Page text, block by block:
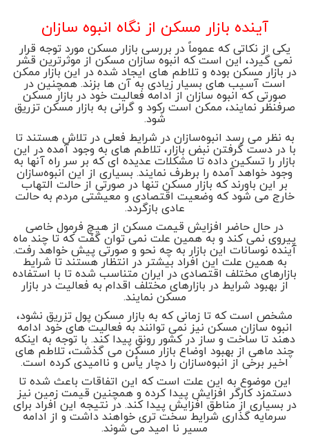
آینده بازار مسکن از نگاه انبوه سازان
یکی از نکاتی که عموماً در بررسی بازار مسکن مورد توجه قرار
نمی گیرد، این است که انبوه سازان مسکن از موثرترین قشر
در بازار مسکن بوده و تلاطم های ایجاد شده در این بازار ممکن
است آسیب های بسیار زیادی به آن ها بزند. همچنین در
صورتی که انبوه سازان از ادامه فعالیت خود در بازار مسکن
صرفنظر نمایند، ممکن است رکود و گرانی به بازار مسکن تزریق
شود.
به نظر می ‌رسد انبوه‌سازان در شرایط فعلی در تلاش هستند تا
با در دست گرفتن نبض بازار، تلاطم های به وجود آمده در این
بازار را تسکین داده تا مشکلات عدیده ای که بر سر راه آنها به
وجود خواهد آمده را برطرف نمایند. بسیاری از این انبوه‌سازان
بر این باورند که بازار مسکن تنها در صورتی از حالت التهاب
خارج می‌ شود که وضعیت اقتصادی و معیشتی مردم به حالت
عادی بازگردد.
در حال حاضر افزایش قیمت مسکن از هیچ فرمول خاصی
پیروی نمی کند و به همین علت نمی‌ توان گفت که تا چند ماه
آینده نوسانات این بازار به چه نحو و صورتی پیش خواهد رفت.
به همین علت این افراد بیشتر در انتظار هستند تا شرایط
بازار‌های مختلف اقتصادی در ایران متناسب شده تا با استفاده
از بهبود شرایط در بازارهای مختلف اقدام به فعالیت در بازار
مسکن نمایند.
مشخص است که تا زمانی که به بازار مسکن پول تزریق نشود،
انبوه‌ سازان مسکن نیز نمی‌ توانند به فعالیت ‌های خود ادامه
دهند تا ساخت و ساز در کشور رونق پیدا کند. با توجه به اینکه
چند ماهی از بهبود اوضاع بازار مسکن می‌ گذشت، تلاطم های
اخیر برخی از انبوه‌سازان را دچار یأس و ناامیدی کرده است.
این موضوع به این علت است که این اتفاقات باعث شده تا
دستمزد کارگر افزایش پیدا کرده و همچنین قیمت زمین نیز
در بسیاری از مناطق افزایش پیدا کند. در نتیجه این افراد برای
سرمایه گذاری شرایط سخت تری خواهند داشت و از ادامه
مسیر نا امید می شوند.